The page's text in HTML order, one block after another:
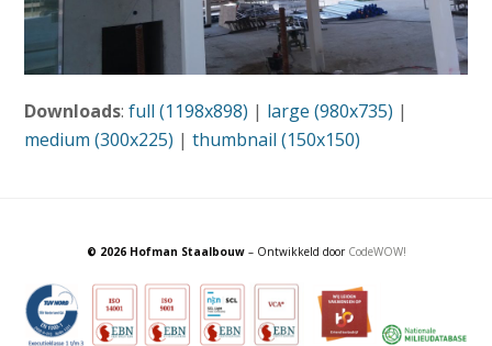
Downloads:full (1198x898) | large (980x735) |
medium (300x225) |thumbnail (150x150)
© 2026 Hofman Staalbouw– Ontwikkeld door CodeWOW!